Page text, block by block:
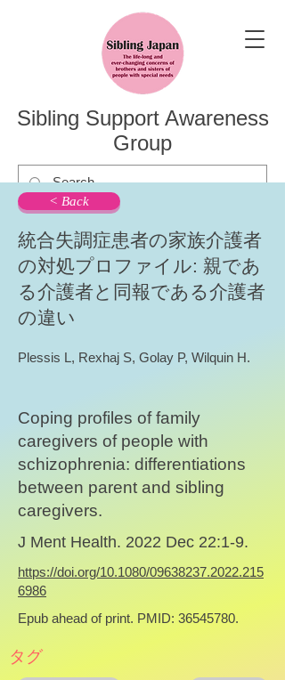
Sibling Support Awareness
Group
< Back
統合失調症患者の家族介護者
の対処プロファイル: 親であ
る介護者と同報である介護者
の違い
Plessis L, Rexhaj S, Golay P, Wilquin H.
Coping profiles of family
caregivers of people with
schizophrenia: differentiations
between parent and sibling
caregivers.
J Ment Health. 2022 Dec 22:1-9.
https://doi.org/10.1080/09638237.2022.215
6986
Epub ahead of print. PMID: 36545780.
タグ